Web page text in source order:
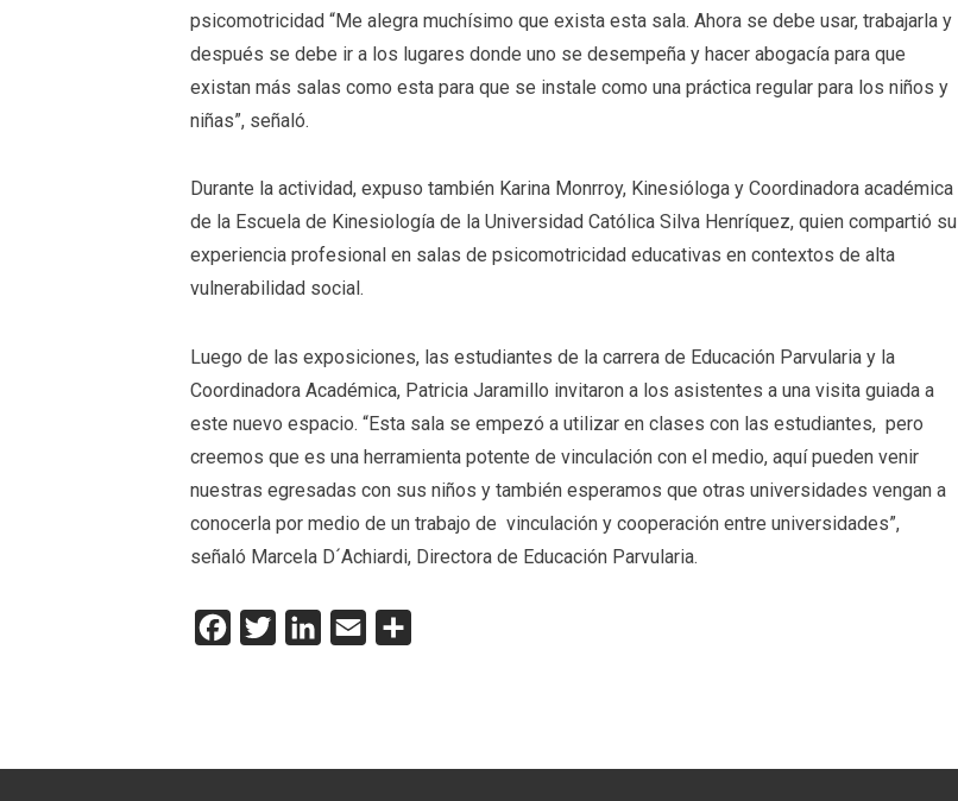
psicomotricidad “Me alegra muchísimo que exista esta sala. Ahora se debe usar, trabajarla y
después se debe ir a los lugares donde uno se desempeña y hacer abogacía para que
existan más salas como esta para que se instale como una práctica regular para los niños y
niñas”, señaló.
Durante la actividad, expuso también Karina Monrroy, Kinesióloga y Coordinadora académica
de la Escuela de Kinesiología de la Universidad Católica Silva Henríquez, quien compartió su
experiencia profesional en salas de psicomotricidad educativas en contextos de alta
vulnerabilidad social.
Luego de las exposiciones, las estudiantes de la carrera de Educación Parvularia y la
Coordinadora Académica, Patricia Jaramillo invitaron a los asistentes a una visita guiada a
este nuevo espacio. “Esta sala se empezó a utilizar en clases con las estudiantes, pero
creemos que es una herramienta potente de vinculación con el medio, aquí pueden venir
nuestras egresadas con sus niños y también esperamos que otras universidades vengan a
conocerla por medio de un trabajo de vinculación y cooperación entre universidades”,
señaló Marcela D´Achiardi, Directora de Educación Parvularia.
Facebook
Twitter LinkedInEmail